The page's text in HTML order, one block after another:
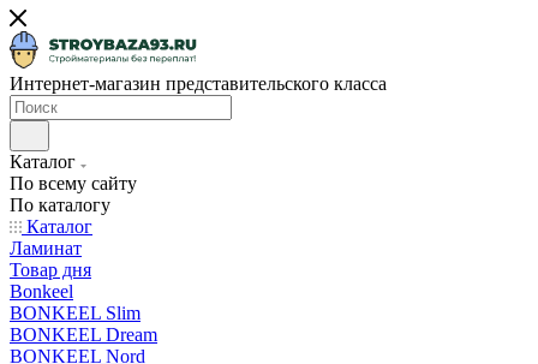
Интернет-магазин представительского класса
Каталог
По всему сайту
По каталогу
Каталог
Ламинат
Товар дня
Bonkeel
BONKEEL Slim
BONKEEL Dream
BONKEEL Nord